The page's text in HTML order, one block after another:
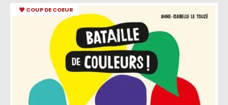
COUP DE COEUR